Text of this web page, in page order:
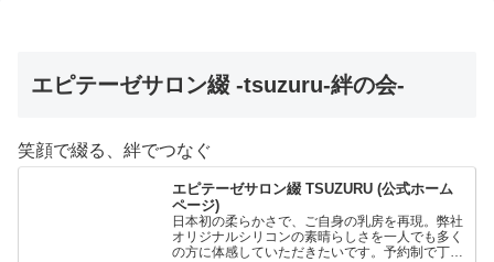
エピテーゼサロン綴 -tsuzuru-絆の会-
笑顔で綴る、絆でつなぐ
エピテーゼサロン綴 TSUZURU (公式ホーム
ページ)
日本初の柔らかさで、ご自身の乳房を再現。弊社
オリジナルシリコンの素晴らしさを一人でも多く
の方に体感していただきたいです。予約制で丁寧